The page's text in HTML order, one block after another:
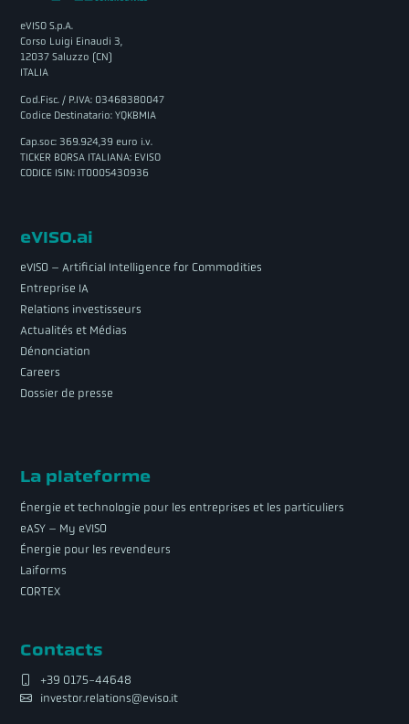
eVISO S.p.A.
Corso Luigi Einaudi 3,
12037 Saluzzo (CN)
ITALIA
Cod.Fisc. / P.IVA: 03468380047
Codice Destinatario: YQKBMIA
Cap.soc: 369.924,39 euro i.v.
TICKER BORSA ITALIANA: EVISO
CODICE ISIN: IT0005430936
eVISO.ai
eVISO – Artificial Intelligence for Commodities
Entreprise IA
Relations investisseurs
Actualités et Médias
Dénonciation
Careers
Dossier de presse
La plateforme
Énergie et technologie pour les entreprises et les particuliers
eASY – My eVISO
Énergie pour les revendeurs
Laiforms
CORTEX
Contacts
+39 0175-44648
investor.relations@eviso.it